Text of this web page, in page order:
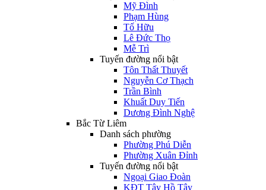
Mỹ Đình
Phạm Hùng
Tố Hữu
Lê Đức Thọ
Mễ Trì
Tuyến đường nổi bật
Tôn Thất Thuyết
Nguyễn Cơ Thạch
Trần Bình
Khuất Duy Tiến
Dương Đình Nghệ
Bắc Từ Liêm
Danh sách phường
Phường Phú Diễn
Phường Xuân Đỉnh
Tuyến đường nổi bật
Ngoại Giao Đoàn
KĐT Tây Hồ Tây